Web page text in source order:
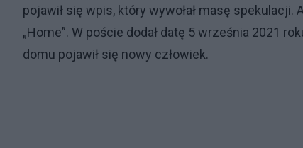
pojawił się wpis, który wywołał masę
„Home”. W poście dodał datę 5 września 2021
domu pojawił się nowy człowiek.